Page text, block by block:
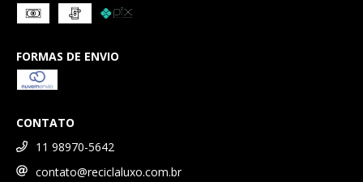
FORMAS DE ENVIO
CONTATO
11 98970-5642
contato@reciclaluxo.com.br